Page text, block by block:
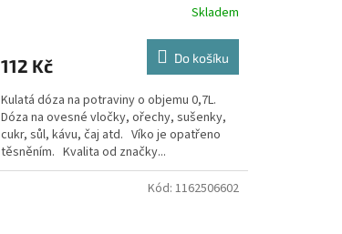
Skladem
112 Kč Do košíku
Kulatá dóza na potraviny o objemu 0,7L.
Dóza na ovesné vločky, ořechy, sušenky,
cukr, sůl, kávu, čaj atd. Víko je opatřeno
těsněním. Kvalita od značky...
Kód: 1162506602